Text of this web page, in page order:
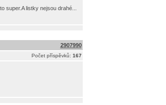
super.A listky nejsou drahé...
2907990
Počet příspěvků: 167